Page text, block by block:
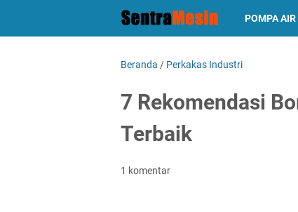
POMPA AIR
Beranda / Perkakas Industri
7 Rekomendasi
Terbaik
1 komentar